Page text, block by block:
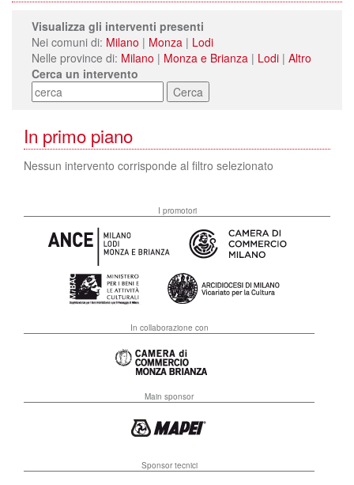
Visualizza gli interventi presenti
Nei comuni di: Milano | Monza | Lodi
Nelle province di: Milano | Monza e Brianza | Lodi | Altro
Cerca un intervento
Cerca
In primo piano
Nessun intervento corrisponde al filtro selezionato
I promotori
In collaborazione con
Main sponsor
Sponsor tecnici